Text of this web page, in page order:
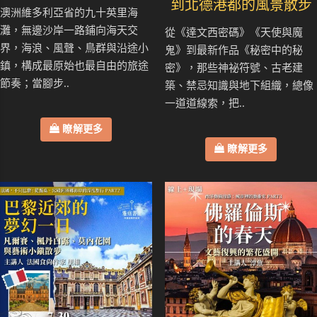
澳洲維多利亞省的九十英里海
灘，無邊沙岸一路鋪向海天交
界，海浪、風聲、鳥群與沿途小
鎮，構成最原始也最自由的旅途
節奏；當腳步..
瞭解更多
到北德港都的風景散步
從《達文西密碼》《天使與魔
鬼》到最新作品《秘密中的秘
密》，那些神祕符號、古老建
築、禁忌知識與地下組織，總像
一道道線索，把..
瞭解更多